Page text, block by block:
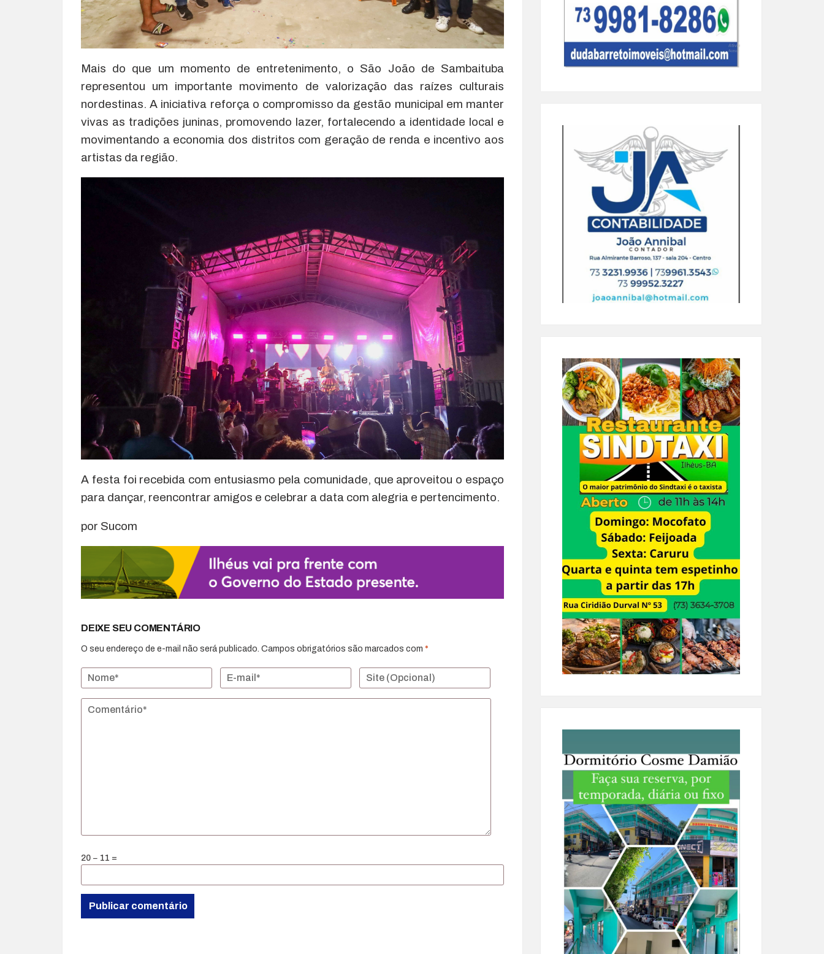
Mais do que um momento de entretenimento, o São João de Sambaituba
representou um importante movimento de valorização das raízes culturais
nordestinas. A iniciativa reforça o compromisso da gestão municipal em manter
vivas as tradições juninas, promovendo lazer, fortalecendo a identidade local e
movimentando a economia dos distritos com geração de renda e incentivo aos
artistas da região.
A festa foi recebida com entusiasmo pela comunidade, que aproveitou o espaço
para dançar, reencontrar amigos e celebrar a data com alegria e pertencimento.
por Sucom
DEIXE SEU COMENTÁRIO
O seu endereço de e-mail não será publicado. Campos obrigatórios são marcados com *
20 − 11 =